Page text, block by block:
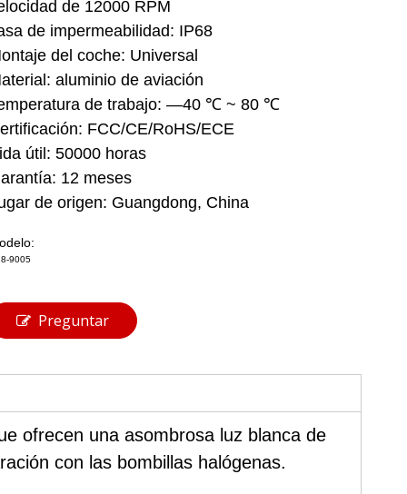
de 12000 RPM
de impermeabilidad: IP68
del coche: Universal
aluminio de aviación
de trabajo: —40 ℃ ~ 80 ℃
FCC/CE/RoHS/ECE
útil: 50000 horas
12 meses
de origen: Guangdong, China
9005
Preguntar
ofrecen una asombrosa luz blanca de
con las bombillas halógenas.